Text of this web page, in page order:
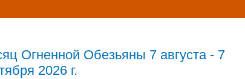
Огненной Обезьяны 7 августа - 7
2026 г.